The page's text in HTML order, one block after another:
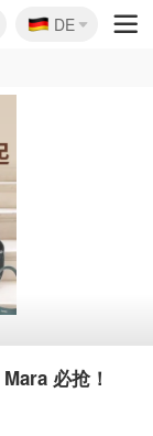
🇩🇪
DE
必抢！